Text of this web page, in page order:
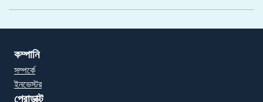
কম্পানি
সম্পর্কে
ইনভেস্টর
প্রোডাক্ট